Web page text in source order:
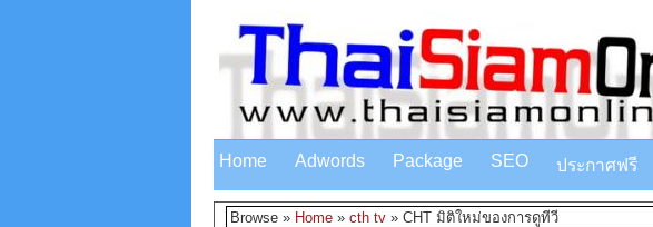
Home Adwords Package SEO ประกาศฟรี
Browse » Home » cth tv » CHT มิติใหม่ของการดูทีวี